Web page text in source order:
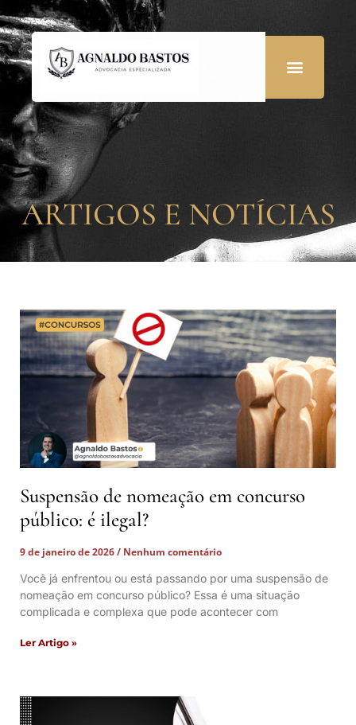
ARTIGOS E NOTÍCIAS
Suspensão de nomeação em concurso
público: é ilegal?
9 de janeiro de 2026
Nenhum comentário
Você já enfrentou ou está passando por uma suspensão de
nomeação em concurso público? Essa é uma situação
complicada e complexa que pode acontecer com
Ler Artigo »